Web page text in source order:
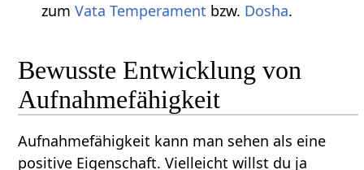
zum Vata Temperament bzw. Dosha.
Bewusste Entwicklung von
Aufnahmefähigkeit
Aufnahmefähigkeit kann man sehen als eine
positive Eigenschaft. Vielleicht willst du ja